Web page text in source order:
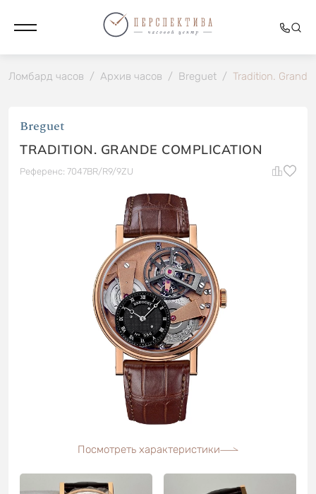
Ломбард часов / Архив часов / Breguet / Tradition.
Breguet
TRADITION. GRANDE COMPLICATION
Референс: 7047BR/R9/9ZU
Посмотреть характеристики